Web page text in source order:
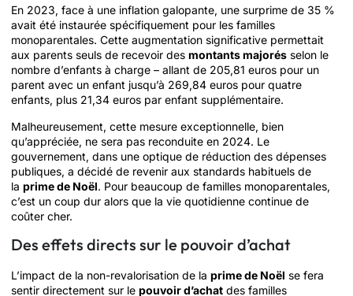
En 2023, face à une inflation galopante, une surprime de 35 %
avait été instaurée spécifiquement pour les familles
monoparentales. Cette augmentation significative permettait
aux parents seuls de recevoir des montants majorés selon le
nombre d’enfants à charge – allant de 205,81 euros pour un
parent avec un enfant jusqu’à 269,84 euros pour quatre
enfants, plus 21,34 euros par enfant supplémentaire.
Malheureusement, cette mesure exceptionnelle, bien
qu’appréciée, ne sera pas reconduite en 2024. Le
gouvernement, dans une optique de réduction des dépenses
publiques, a décidé de revenir aux standards habituels de
la prime de Noël. Pour beaucoup de familles monoparentales,
c’est un coup dur alors que la vie quotidienne continue de
coûter cher.
Des effets directs sur le pouvoir d’achat
L’impact de la non-revalorisation de la prime de Noël se fera
sentir directement sur le pouvoir d’achat des familles